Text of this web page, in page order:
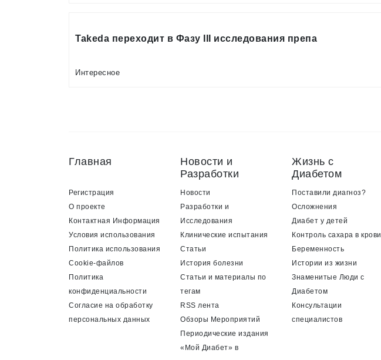
Takeda переходит в Фазу III исследования препа
Интересное
Главная
Регистрация
О проекте
Контактная Информация
Условия использования
Политика использования
Cookie-файлов
Политика
конфиденциальности
Согласие на обработку
персональных данных
Новости и
Разработки
Новости
Разработки и
Исследования
Клинические испытания
Статьи
История болезни
Статьи и материалы по
тегам
RSS лента
Обзоры Мероприятий
Периодические издания
«Мой Диабет» в
Жизнь с
Диабетом
Поставили диагноз?
Осложнения
Диабет у детей
Контроль сахара в крови
Беременность
Истории из жизни
Знаменитые Люди с
Диабетом
Консультации
специалистов